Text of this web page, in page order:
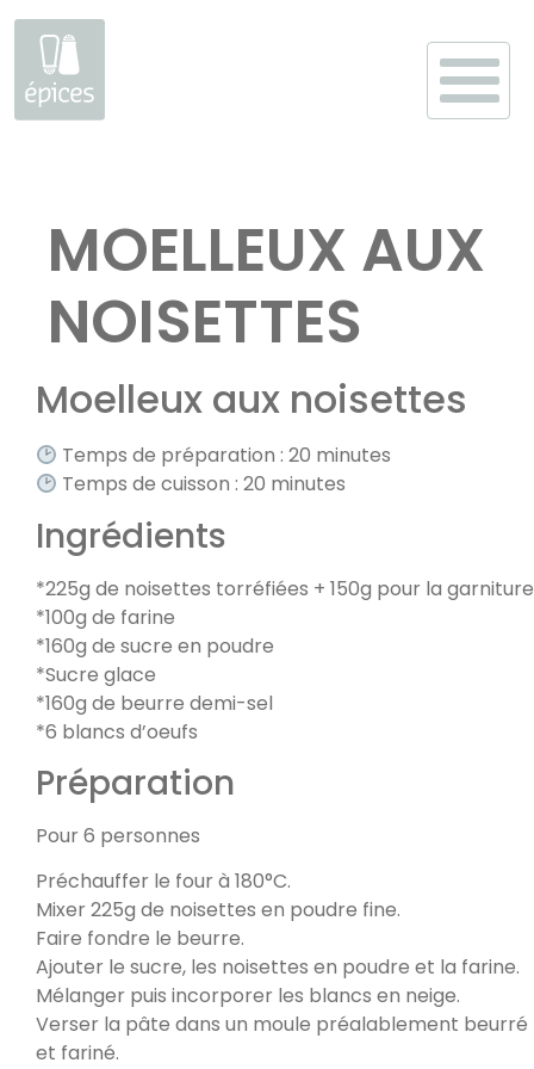
contenuMOELLEUX AUX
NOISETTES
Moelleux aux noisettes
Temps de préparation : 20 minutes
Temps de cuisson : 20 minutes
Ingrédients
*225g de noisettes torréfiées + 150g pour la garniture
*100g de farine
*160g de sucre en poudre
*Sucre glace
*160g de beurre demi-sel
*6 blancs d’oeufs
Préparation
Pour 6 personnes
Préchauffer le four à 180°C.
Mixer 225g de noisettes en poudre fine.
Faire fondre le beurre.
Ajouter le sucre, les noisettes en poudre et la farine.
Mélanger puis incorporer les blancs en neige.
Verser la pâte dans un moule préalablement beurré
et fariné.